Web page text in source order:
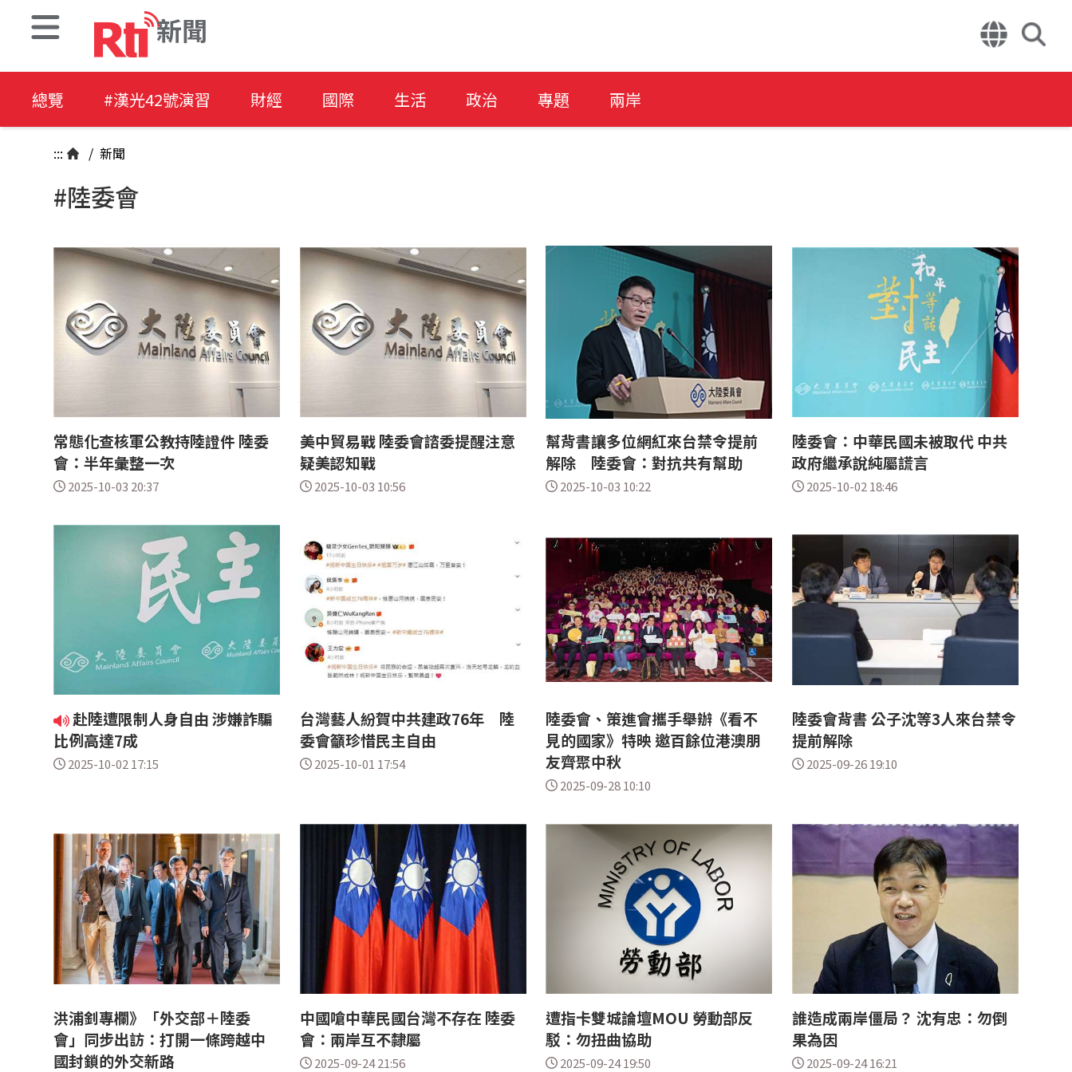
新聞
總覽 #漢光42號演習 財經 國際 生活 政治 專題 兩岸
::: / 新聞
#陸委會
常態化查核軍公教持陸證件 陸委
會：半年彙整一次
2025-10-03 20:37
美中貿易戰 陸委會諮委提醒注意
疑美認知戰
2025-10-03 10:56
幫背書讓多位網紅來台禁令提前
解除 陸委會：對抗共有幫助
2025-10-03 10:22
陸委會：中華民國未被取代 中共
政府繼承說純屬謊言
2025-10-02 18:46
赴陸遭限制人身自由 涉嫌詐騙
比例高達7成
2025-10-02 17:15
台灣藝人紛賀中共建政76年 陸
委會籲珍惜民主自由
2025-10-01 17:54
陸委會、策進會攜手舉辦《看不
見的國家》特映 邀百餘位港澳朋
友齊聚中秋
2025-09-28 10:10
陸委會背書 公子沈等3人來台禁令
提前解除
2025-09-26 19:10
洪浦釗專欄》「外交部＋陸委
會」同步出訪：打開一條跨越中
國封鎖的外交新路
中國嗆中華民國台灣不存在 陸委
會：兩岸互不隸屬
2025-09-24 21:56
遭指卡雙城論壇MOU 勞動部反
駁：勿扭曲協助
2025-09-24 19:50
誰造成兩岸僵局？ 沈有忠：勿倒
果為因
2025-09-24 16:21